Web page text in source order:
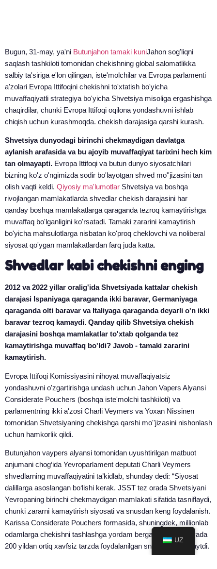
Bugun, 31-may, ya'ni Butunjahon tamaki kuniJahon sog'liqni
saqlash tashkiloti tomonidan chekishning global salomatlikka
salbiy ta'siriga e'lon qilingan, iste'molchilar va Evropa parlamenti
a'zolari Evropa Ittifoqini chekishni to'xtatish bo'yicha
muvaffaqiyatli strategiya bo'yicha Shvetsiya misoliga ergashishga
chaqirdilar, chunki Evropa Ittifoqi oqilona yondashuvni ishlab
chiqish uchun kurashmoqda. chekish darajasiga qarshi kurash.
Shvetsiya dunyodagi birinchi chekmaydigan davlatga
aylanish arafasida va bu ajoyib muvaffaqiyat tarixini hech kim
tan olmayapti. Evropa Ittifoqi va butun dunyo siyosatchilari
bizning ko'z o'ngimizda sodir bo'layotgan shved mo''jizasini tan
olish vaqti keldi. Qiyosiy ma'lumotlar Shvetsiya va boshqa
rivojlangan mamlakatlarda shvedlar chekish darajasini har
qanday boshqa mamlakatlarga qaraganda tezroq kamaytirishga
muvaffaq bo'lganligini ko'rsatadi. Tamaki zararini kamaytirish
bo'yicha mahsulotlarga nisbatan ko'proq cheklovchi va noliberal
siyosat qo'ygan mamlakatlardan farq juda katta.
Shvedlar kabi chekishni enging
2012 va 2022 yillar oralig'ida Shvetsiyada kattalar chekish
darajasi Ispaniyaga qaraganda ikki baravar, Germaniyaga
qaraganda olti baravar va Italiyaga qaraganda deyarli o'n ikki
baravar tezroq kamaydi. Qanday qilib Shvetsiya chekish
darajasini boshqa mamlakatlar to'xtab qolganda tez
kamaytirishga muvaffaq bo'ldi? Javob - tamaki zararini
kamaytirish.
Evropa Ittifoqi Komissiyasini nihoyat muvaffaqiyatsiz
yondashuvni o'zgartirishga undash uchun Jahon Vapers Alyansi
Considerate Pouchers (boshqa iste'molchi tashkiloti) va
parlamentning ikki a'zosi Charli Veymers va Yoxan Nissinen
tomonidan Shvetsiyaning chekishga qarshi mo''jizasini nishonlash
uchun hamkorlik qildi.
Butunjahon vaypers alyansi tomonidan uyushtirilgan matbuot
anjumani chog‘ida Yevroparlament deputati Charli Veymers
shvedlarning muvaffaqiyatini ta’kidlab, shunday dedi: “Siyosat
dalillarga asoslangan bo‘lishi kerak. JSST tez orada Shvetsiyani
Yevropaning birinchi chekmaydigan mamlakati sifatida tasniflaydi,
chunki zararni kamaytirish siyosati va snusdan keng foydalanish.
Karissa Considerate Pouchers formasida, shuningdek, millionlab
odamlarga chekishni tashlashga yordam bergan va Shvetsiyada
200 yildan ortiq xavfsiz tarzda foydalanilgan snus ekanligini aytdi.
UZ